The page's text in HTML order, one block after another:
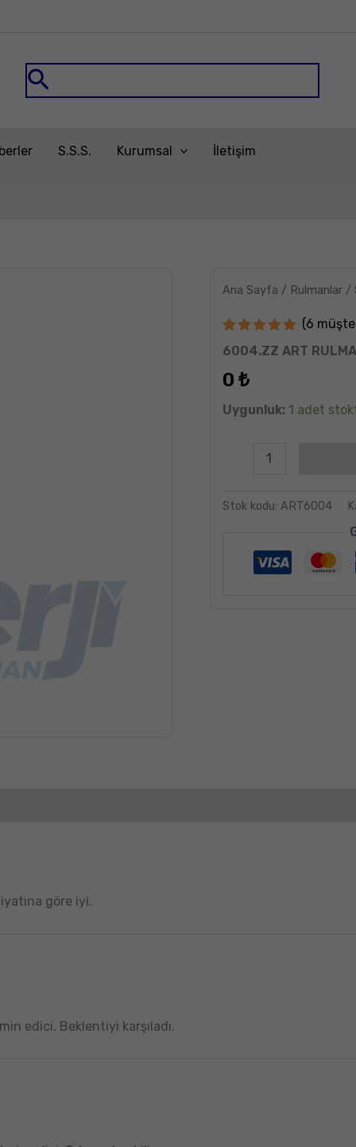
Arama
S.S.S. Kurumsal İletişim
Ana Sayfa / Rulmanlar/
6müşteri
puanına
5 üzerinden
aldı
(6
6004.ZZ ART
0 ₺
Uygunluk: 1 adet
ART
adet
Stok kodu: ART6004
göre iyi.
edici. Beklentiyi karşıladı.